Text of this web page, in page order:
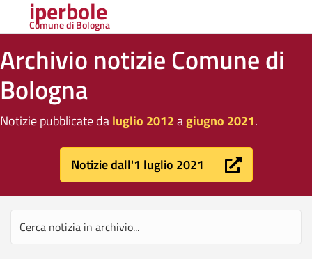
iperbole
Comune di Bologna
Archivio notizie Comune di
Bologna
Notizie pubblicate daluglio 2012agiugno 2021.
Notizie dall'1 luglio 2021